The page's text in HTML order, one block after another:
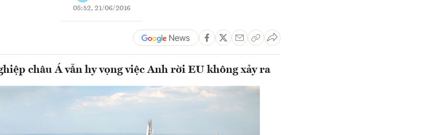
08:52, 21/06/2016
châu Á vẫn hy vọng việc Anh rời EU không xảy ra